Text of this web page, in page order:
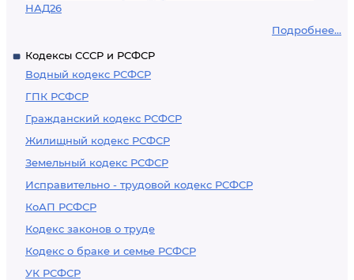
НАД26
Подробнее...
Кодексы СССР и РСФСР
Водный кодекс РСФСР
ГПК РСФСР
Гражданский кодекс РСФСР
Жилищный кодекс РСФСР
Земельный кодекс РСФСР
Исправительно - трудовой кодекс РСФСР
КоАП РСФСР
Кодекс законов о труде
Кодекс о браке и семье РСФСР
УК РСФСР